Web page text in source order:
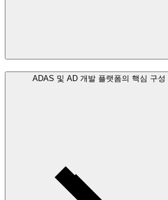
ADAS 및 AD 개발 플랫폼의 핵심 구